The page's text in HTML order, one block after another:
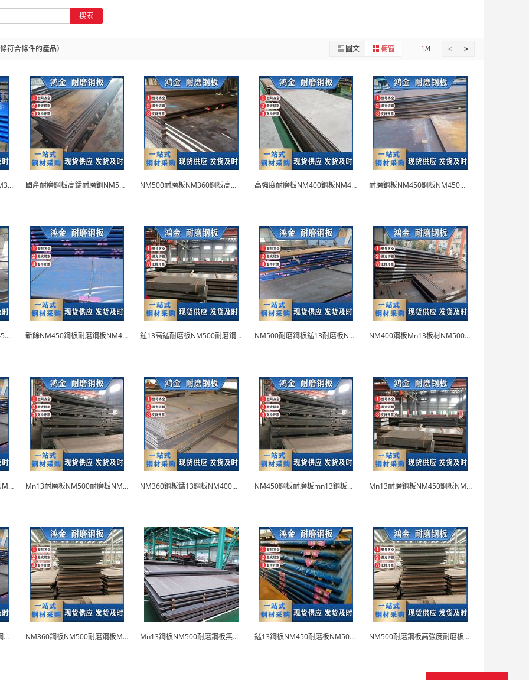
搜索
條符合條件的產品） 圖文 櫥窗 1/4 < >
國產耐磨鋼板NM450鋼板NM360耐磨板 國產耐磨鋼板高錳耐磨鋼NM500耐磨鋼板 NM500耐磨板NM360鋼板高鉻耐磨鋼板 高強度耐磨板NM400鋼板NM450耐磨鋼板 耐磨鋼板NM450鋼板NM450耐磨板附原廠質保
耐磨板NM500耐磨鋼板NM450耐磨板錳鋼板廠... 新餘NM450鋼板耐磨鋼板NM400耐磨板 錳13高錳耐磨板NM500耐磨鋼板附原廠質保 NM500耐磨鋼板錳13耐磨板NM360鋼板 NM400鋼板Mn13板材NM500耐磨板切割
NM360鋼板Mn13耐磨鋼板NM450鋼板 Mn13耐磨板NM500耐磨板NM360耐磨鋼板 NM360鋼板錳13鋼板NM400鋼板數控切割 NM450鋼板耐磨板mn13鋼板NM400耐磨鋼... Mn13耐磨鋼板NM450鋼板NM400耐磨鋼板
NM450耐磨鋼板Mn13軋製鋼板NM400鋼板 NM360鋼板NM500耐磨鋼板Mn13高錳鋼板 Mn13鋼板NM500耐磨鋼板無磁耐磨鋼板 錳13鋼板NM450耐磨板NM500耐磨鋼板 NM500耐磨鋼板高強度耐磨板錳鋼板廠家